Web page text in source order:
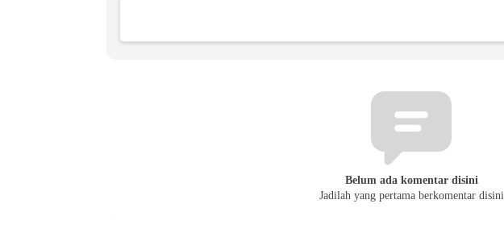
Belum ada komentar disini
Jadilah yang pertama berkomentar disini